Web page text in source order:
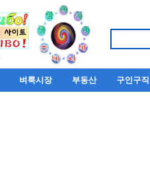
벼룩시장 부동산 구인구직